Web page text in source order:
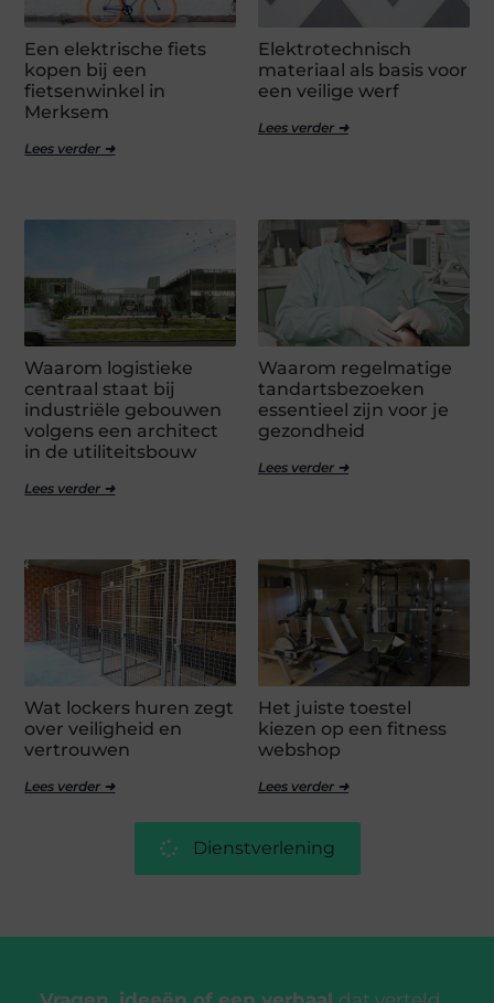
Een elektrische fiets
kopen bij een
fietsenwinkel in
Merksem
Lees verder ➜
Elektrotechnisch
materiaal als basis voor
een veilige werf
Lees verder ➜
Waarom logistieke
centraal staat bij
industriële gebouwen
volgens een architect
in de utiliteitsbouw
Lees verder ➜
Waarom regelmatige
tandartsbezoeken
essentieel zijn voor je
gezondheid
Lees verder ➜
Wat lockers huren zegt
over veiligheid en
vertrouwen
Lees verder ➜
Het juiste toestel
kiezen op een fitness
webshop
Lees verder ➜
Dienstverlening